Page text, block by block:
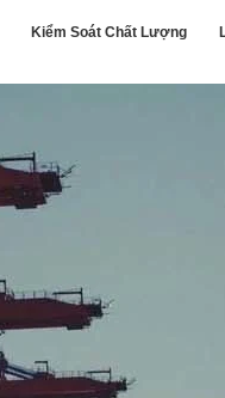
Kiểm Soát Chất Lượng